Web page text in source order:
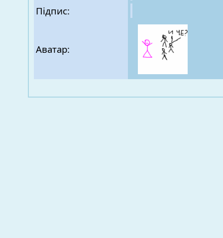
Підпис:
Аватар: